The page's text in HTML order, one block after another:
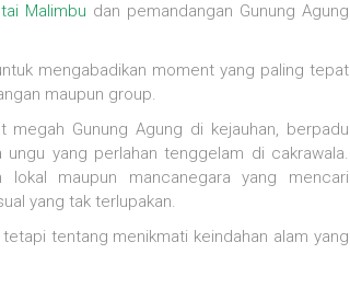
Malimbu dan pemandangan Gunung Agung
mengabadikan moment yang paling tepat
maupun group.
megah Gunung Agung di kejauhan, berpadu
yang perlahan tenggelam di cakrawala.
maupun mancanegara yang mencari
yang tak terlupakan.
tentang menikmati keindahan alam yang